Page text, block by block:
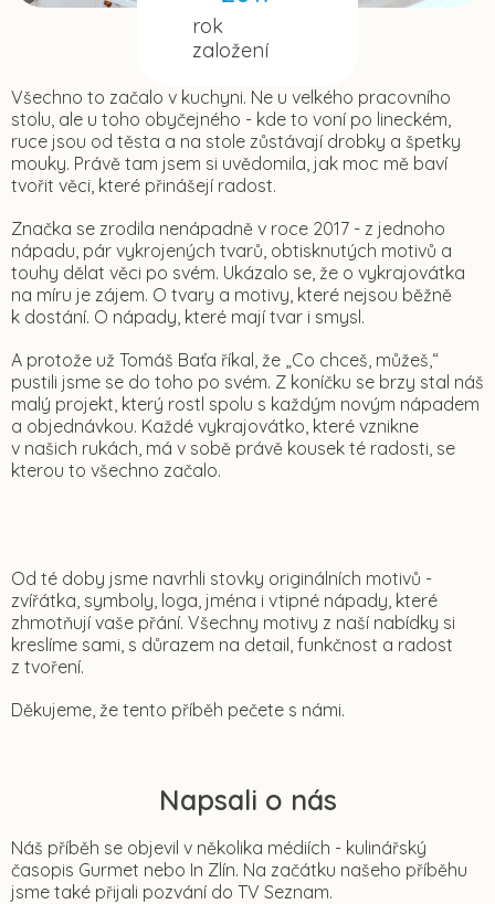
rok
založení
Všechno to začalo v kuchyni. Ne u velkého pracovního
stolu, ale u toho obyčejného - kde to voní po lineckém,
ruce jsou od těsta a na stole zůstávají drobky a špetky
mouky. Právě tam jsem si uvědomila, jak moc mě baví
tvořit věci, které přinášejí radost.
Značka se zrodila nenápadně v roce 2017 - z jednoho
nápadu, pár vykrojených tvarů, obtisknutých motivů a
touhy dělat věci po svém. Ukázalo se, že o vykrajovátka
na míru je zájem. O tvary a motivy, které nejsou běžně
k dostání. O nápady, které mají tvar i smysl.
A protože už Tomáš Baťa říkal, že „Co chceš, můžeš,“
pustili jsme se do toho po svém. Z koníčku se brzy stal náš
malý projekt, který rostl spolu s každým novým nápadem
a objednávkou. Každé vykrajovátko, které vznikne
v našich rukách, má v sobě právě kousek té radosti, se
kterou to všechno začalo.
Od té doby jsme navrhli stovky originálních motivů -
zvířátka, symboly, loga, jména i vtipné nápady, které
zhmotňují vaše přání. Všechny motivy z naší nabídky si
kreslíme sami, s důrazem na detail, funkčnost a radost
z tvoření.
Děkujeme, že tento příběh pečete s námi.
Napsali o nás
Náš příběh se objevil v několika médiích - kulinářský
časopis Gurmet nebo In Zlín. Na začátku našeho příběhu
jsme také přijali pozvání do TV Seznam.